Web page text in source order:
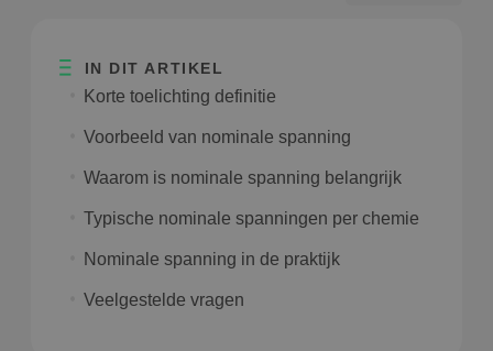
IN DIT ARTIKEL
Korte toelichting definitie
Voorbeeld van nominale spanning
Waarom is nominale spanning belangrijk
Typische nominale spanningen per chemie
Nominale spanning in de praktijk
Veelgestelde vragen